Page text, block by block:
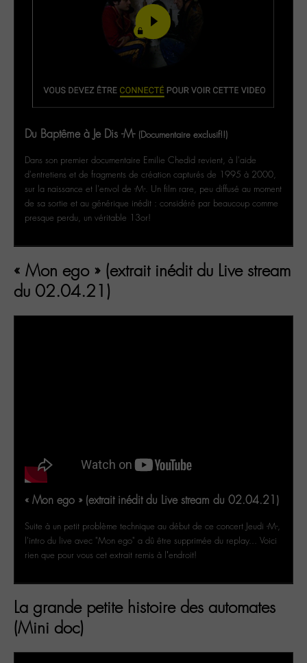
Du Baptême à Je Dis -M- (Documentaire exclusif!!)
Dans son premier documentaire Emilie Chedid revient, à l'aide
d'entretiens et de fragments de création capturés de 1995 à 2000,
sur la naissance et l'envol de -M-. Un film rare, peu diffusé au moment
de sa sortie et au générique inédit : considéré par beaucoup comme
presque perdu, un véritable 13or!
« Mon ego » (extrait inédit du Live stream
du 02.04.21)
« Mon ego » (extrait inédit du Live stream du 02.04.21)
Suite à un petit problème technique au début de ce concert Jeudi -M-,
l'intro du live avec "Mon ego" a dû être supprimée du replay... Voici
rien que pour vous cet extrait remis à l’endroit!
La grande petite histoire des automates
(Mini doc)